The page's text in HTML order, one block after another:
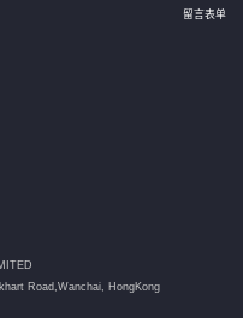
留言表单
Road, Wanchai, HongKong